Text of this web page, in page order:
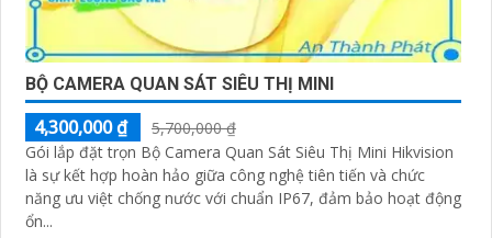
BỘ CAMERA QUAN SÁT SIÊU THỊ MINI
4,300,000 ₫
5,700,000 ₫
Gói lắp đặt trọn Bộ Camera Quan Sát Siêu Thị Mini Hikvision
là sự kết hợp hoàn hảo giữa công nghệ tiên tiến và chức
năng ưu việt chống nước với chuẩn IP67, đảm bảo hoạt động
ổn...